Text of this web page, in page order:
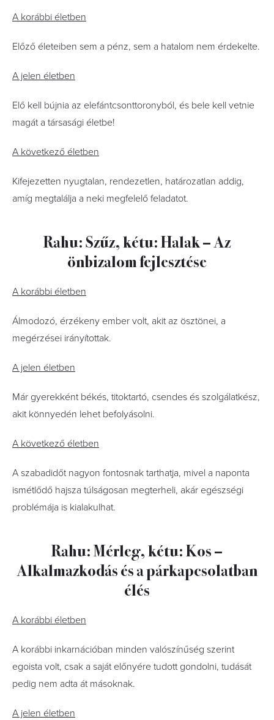
A korábbi életben
Előző életeiben sem a pénz, sem a hatalom nem érdekelte.
A jelen életben
Elő kell bújnia az elefántcsonttoronyból, és bele kell vetnie
magát a társasági életbe!
A következő életben
Kifejezetten nyugtalan, rendezetlen, határozatlan addig,
amíg megtalálja a neki megfelelő feladatot.
Rahu: Szűz, kétu: Halak – Az
önbizalom fejlesztése
A korábbi életben
Álmodozó, érzékeny ember volt, akit az ösztönei, a
megérzései irányítottak.
A jelen életben
Már gyerekként békés, titoktartó, csendes és szolgálatkész,
akit könnyedén lehet befolyásolni.
A következő életben
A szabadidőt nagyon fontosnak tarthatja, mivel a naponta
ismétlődő hajsza túlságosan megterheli, akár egészségi
problémája is kialakulhat.
Rahu: Mérleg, kétu: Kos –
Alkalmazkodás és a párkapcsolatban
élés
A korábbi életben
A korábbi inkarnációban minden valószínűség szerint
egoista volt, csak a saját előnyére tudott gondolni, tudását
pedig nem adta át másoknak.
A jelen életben